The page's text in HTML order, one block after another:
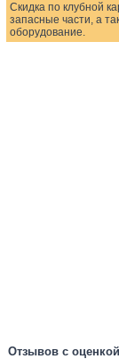
Скидка по клубной
запасные части, а
оборудование.
Отзывов с